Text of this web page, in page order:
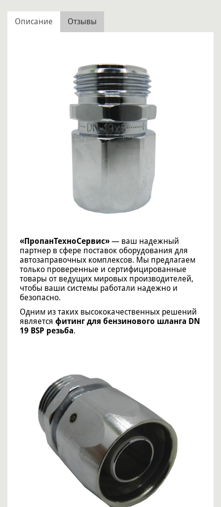
Описание Отзывы
«ПропанТехноСервис» — ваш надежный
партнер в сфере поставок оборудования для
автозаправочных комплексов. Мы предлагаем
только проверенные и сертифицированные
товары от ведущих мировых производителей,
чтобы ваши системы работали надежно и
безопасно.
Одним из таких высококачественных решений
является фитинг для бензинового шланга DN
19 BSP резьба.